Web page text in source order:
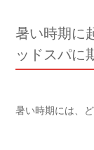
暑い時期に
ッドスパに
暑い時期には、